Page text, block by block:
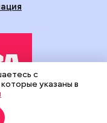
Департамента
города Москвы.
технологии
с
указаны в